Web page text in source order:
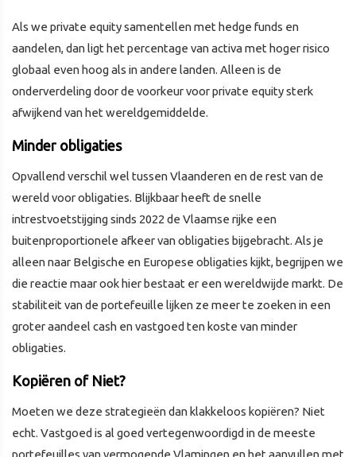
Als we private equity samentellen met hedge funds en
aandelen, dan ligt het percentage van activa met hoger risico
globaal even hoog als in andere landen. Alleen is de
onderverdeling door de voorkeur voor private equity sterk
afwijkend van het wereldgemiddelde.
Minder obligaties
Opvallend verschil wel tussen Vlaanderen en de rest van de
wereld voor obligaties. Blijkbaar heeft de snelle
intrestvoetstijging sinds 2022 de Vlaamse rijke een
buitenproportionele afkeer van obligaties bijgebracht. Als je
alleen naar Belgische en Europese obligaties kijkt, begrijpen we
die reactie maar ook hier bestaat er een wereldwijde markt. De
stabiliteit van de portefeuille lijken ze meer te zoeken in een
groter aandeel cash en vastgoed ten koste van minder
obligaties.
Kopiëren of Niet?
Moeten we deze strategieën dan klakkeloos kopiëren? Niet
echt. Vastgoed is al goed vertegenwoordigd in de meeste